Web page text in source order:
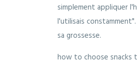
simplement appliquer
l'utilisais
sa grossesse.
how to choose snacks